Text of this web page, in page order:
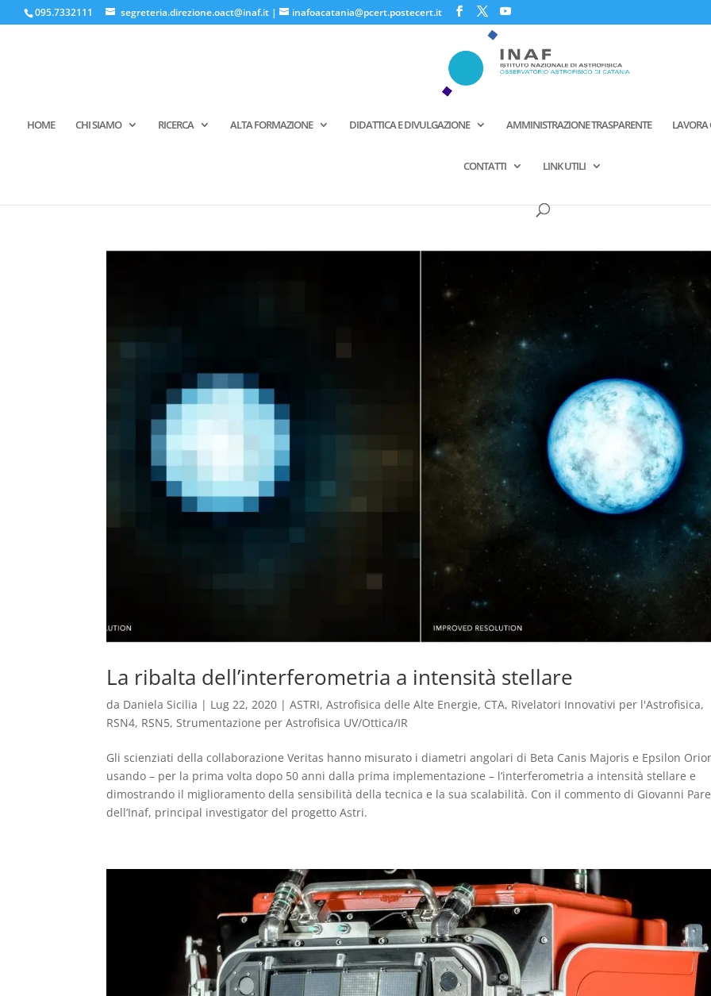
095.7332111 segreteria.direzione.oact@inaf.it | inafoacatania@pcert.postecert.it
HOME CHI SIAMO RICERCA ALTA FORMAZIONE DIDATTICA E DIVULGAZIONE AMMINISTRAZIONE TRASPARENTE LAVORA
CONTATTI LINK UTILI
La ribalta dell’interferometria a intensità stellare
da Daniela Sicilia | Lug 22, 2020 |ASTRI,Astrofisica delle Alte Energie, CTA, Rivelatori Innovativi per l'Astrofisica,
RSN4, RSN5, Strumentazione per Astrofisica UV/Ottica/IR
Gli scienziati della collaborazione Veritas hanno misurato i diametri angolari di Beta Canis Majoris e Epsilon
usando – per la prima volta dopo 50 anni dalla prima implementazione – l’interferometria a intensità stellare e
dimostrando il miglioramento della sensibilità della tecnica e la sua scalabilità. Con il commento di Giovanni
dell’Inaf, principal investigator del progetto Astri.